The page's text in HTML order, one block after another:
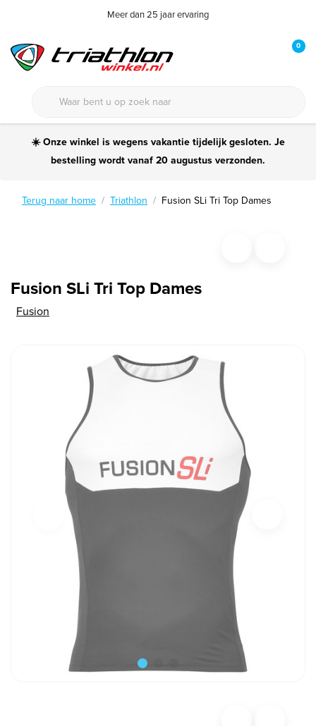
Meer dan 25 jaar ervaring
0
☀️ Onze winkel is wegens vakantie tijdelijk gesloten. Je
bestelling wordt vanaf 20 augustus verzonden.
Terug naar home Triathlon Fusion SLi Tri Top Dames
Fusion SLi Tri Top Dames
Fusion